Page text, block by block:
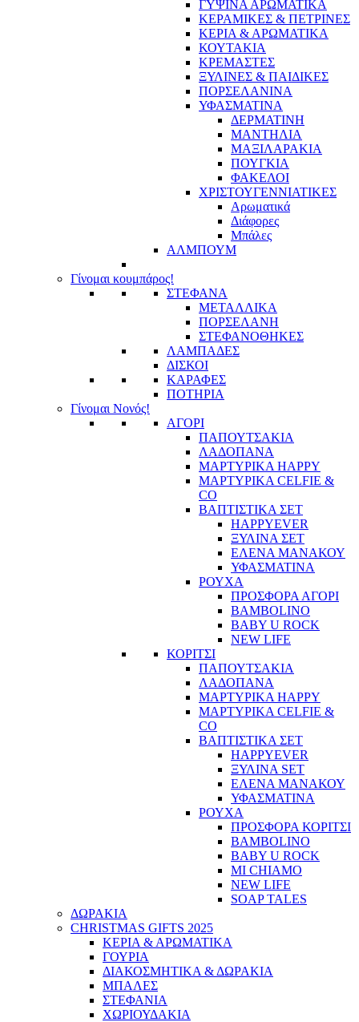
ΓΥΨΙΝΑ ΑΡΩΜΑΤΙΚΑ
ΚΕΡΑΜΙΚΕΣ & ΠΕΤΡΙΝΕΣ
ΚΕΡΙΑ & ΑΡΩΜΑΤΙΚΑ
ΚΟΥΤΑΚΙΑ
ΚΡΕΜΑΣΤΕΣ
ΞΥΛΙΝΕΣ & ΠΑΙΔΙΚΕΣ
ΠΟΡΣΕΛΑΝΙΝΑ
ΥΦΑΣΜΑΤΙΝA
ΔΕΡΜΑΤΙΝΗ
ΜΑΝΤΗΛΙΑ
ΜΑΞΙΛΑΡΑΚΙΑ
ΠΟΥΓΚΙΑ
ΦΑΚΕΛΟΙ
ΧΡΙΣΤΟΥΓΕΝΝΙΑΤΙΚΕΣ
Αρωματικά
Διάφορες
Μπάλες
ΑΛΜΠΟΥΜ
Γίνομαι κουμπάρος!
ΣΤΕΦΑΝΑ
ΜΕΤΑΛΛΙΚΑ
ΠΟΡΣΕΛΑΝΗ
ΣΤΕΦΑΝΟΘΗΚΕΣ
ΛΑΜΠΑΔΕΣ
ΔΙΣΚΟΙ
ΚΑΡΑΦΕΣ
ΠΟΤΗΡΙΑ
Γίνομαι Νονός!
ΑΓΟΡΙ
ΠΑΠΟΥΤΣΑΚΙΑ
ΛΑΔΟΠΑΝΑ
ΜΑΡΤΥΡΙΚΑ HAPPY
ΜΑΡΤΥΡΙΚΑ CELFIE &
CO
ΒΑΠΤΙΣΤΙΚΑ ΣΕΤ
HAPPYEVER
ΞΥΛΙΝΑ ΣΕΤ
ΕΛΕΝΑ ΜΑΝΑΚΟΥ
ΥΦΑΣΜΑΤΙΝΑ
ΡΟΥΧΑ
ΠΡΟΣΦΟΡΑ ΑΓΟΡΙ
BAMBOLINO
BABY U ROCK
NEW LIFE
ΚΟΡΙΤΣΙ
ΠΑΠΟΥΤΣΑΚΙΑ
ΛΑΔΟΠΑΝΑ
ΜΑΡΤΥΡΙΚΑ HAPPY
ΜΑΡΤΥΡΙΚΑ CELFIE &
CO
ΒΑΠΤΙΣΤΙΚΑ ΣΕΤ
HAPPYEVER
ΞΥΛΙΝΑ SET
ΕΛΕΝΑ ΜΑΝΑΚΟΥ
ΥΦΑΣΜΑΤΙΝΑ
ΡΟΥΧΑ
ΠΡΟΣΦΟΡΑ ΚΟΡΙΤΣΙ
BAMBOLINO
BABY U ROCK
MI CHIAMO
NEW LIFE
SOAP TALES
ΔΩΡΑΚΙΑ
CHRISTMAS GIFTS 2025
ΚΕΡΙΑ & ΑΡΩΜΑΤΙΚΑ
ΓΟΥΡΙΑ
ΔΙΑΚΟΣΜΗΤΙΚΑ & ΔΩΡΑΚΙΑ
ΜΠΑΛΕΣ
ΣΤΕΦΑΝΙΑ
ΧΩΡΙΟΥΔΑΚΙΑ